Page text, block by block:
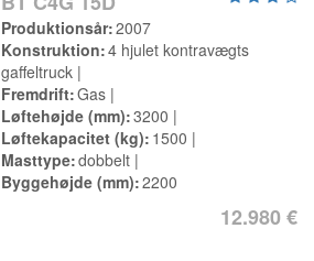
Produktionsår 2007
Konstruktion 4 hjulet kontravægts
gaffeltruck
Fremdrift Gas
Løftehøjde (mm) 3200
Løftekapacitet (kg) 1500
Masttype dobbelt
Byggehøjde (mm) 2200
12.980 €